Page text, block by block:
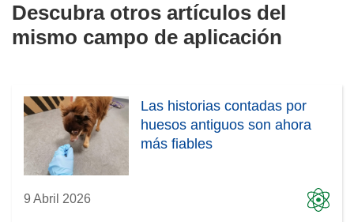
Descubra otros artículos del
mismo campo de aplicación
Las historias contadas por
huesos antiguos son ahora
más fiables
9 Abril 2026